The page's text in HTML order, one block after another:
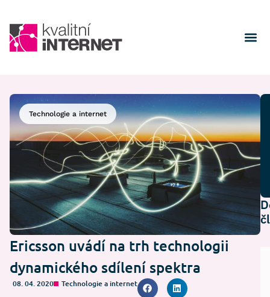
Technologie a internet
Ericsson uvádí na trh technologii
dynamického sdílení spektra
08. 04. 2020 Technologie a internet